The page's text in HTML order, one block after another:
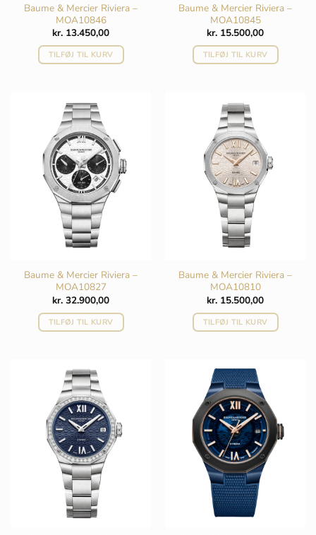
Baume & Mercier Riviera –
MOA10846
kr. 13.450,00
TILFØJ TIL KURV
Baume & Mercier Riviera –
MOA10845
kr. 15.500,00
TILFØJ TIL KURV
Baume & Mercier Riviera –
MOA10827
kr. 32.900,00
TILFØJ TIL KURV
Baume & Mercier Riviera –
MOA10810
kr. 15.500,00
TILFØJ TIL KURV